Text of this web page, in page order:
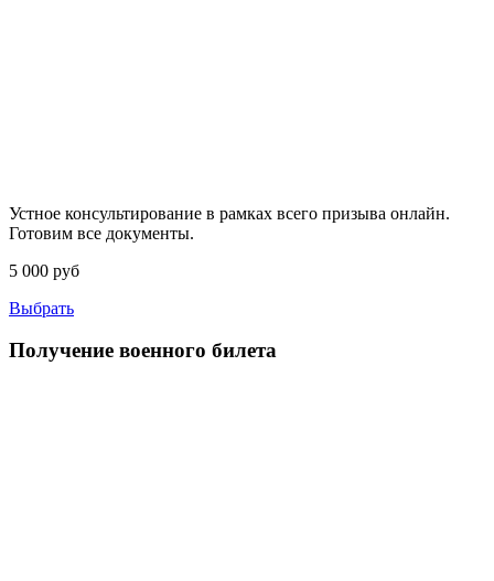
Устное консультирование в рамках всего призыва онлайн.
Готовим все документы.
5 000 руб
Выбрать
Получение военного билета